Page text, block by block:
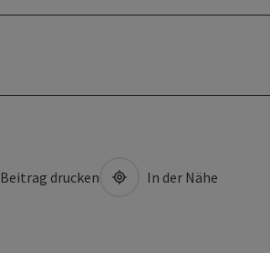
Beitrag drucken In der Nähe